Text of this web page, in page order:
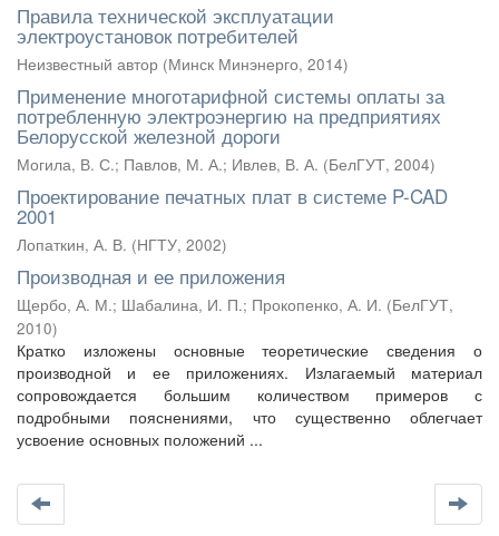
Правила технической эксплуатации
электроустановок потребителей
Неизвестный автор (Минск Минэнерго, 2014)
Применение многотарифной системы оплаты за
потребленную электроэнергию на предприятиях
Белорусской железной дороги
Могила, В. С.; Павлов, М. А.; Ивлев, В. А. (БелГУТ, 2004)
Проектирование печатных плат в системе P-CAD
2001
Лопаткин, А. В. (НГТУ, 2002)
Производная и ее приложения
Щербо, А. М.; Шабалина, И. П.; Прокопенко, А. И. (БелГУТ,
2010)
Кратко изложены основные теоретические сведения о
производной и ее приложениях. Излагаемый материал
сопровождается большим количеством примеров с
подробными пояснениями, что существенно облегчает
усвоение основных положений ...